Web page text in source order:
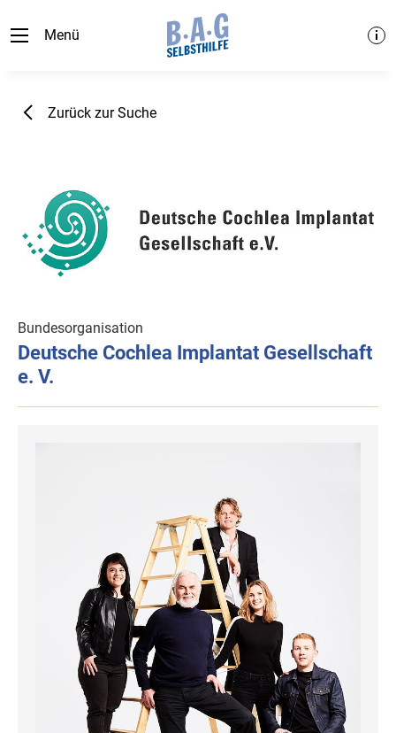
Menü
Zurück zur Suche
Bundesorganisation
Deutsche Cochlea Implantat Gesellschaft
e. V.